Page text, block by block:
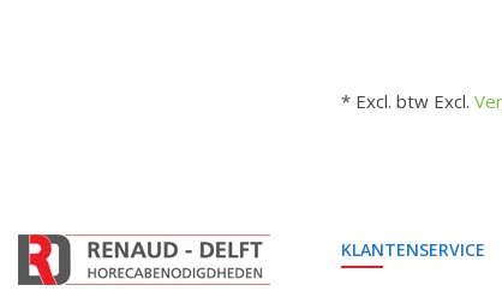
* Excl. btw Excl.
KLANTENSERVICE